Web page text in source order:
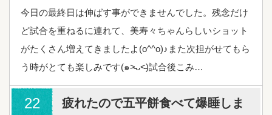
今日の最終日は伸ばす事ができませんでした。残念だけ
ど試合を重ねるに連れて、美寿々ちゃんらしいショット
がたくさん増えてきましたよ(o^^o)♪また次担がせてもら
う時がとても楽しみです(๑˃̵ᴗ˂̵)試合後こみ…
22
疲れたので五平餅食べて爆睡しま